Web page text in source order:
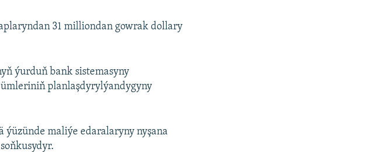
31 milliondan gowrak dollary
ýurduň bank sistemasyny
planlaşdyrylýandygyny
ýüzünde maliýe edaralaryny nyşana